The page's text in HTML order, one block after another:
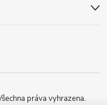
práva vyhrazena.